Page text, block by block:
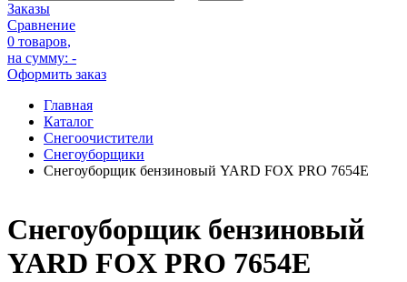
Заказы
Сравнение
0 товаров,
на сумму: -
Оформить заказ
Главная
Каталог
Снегоочистители
Снегоуборщики
Снегоуборщик бензиновый YARD FOX PRO 7654E
Снегоуборщик бензиновый
YARD FOX PRO 7654E